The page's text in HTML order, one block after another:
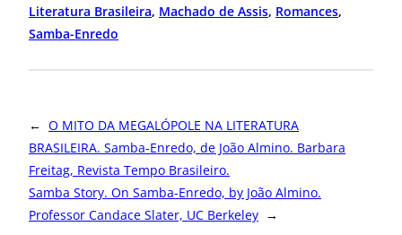
Literatura Brasileira, Machado de Assis, Romances
Samba-Enredo
← O MITO DA MEGALÓPOLE NA LITERATURA
BRASILEIRA. Samba-Enredo, de João Almino. Barbara
Freitag, Revista Tempo Brasileiro.
Samba Story. On Samba-Enredo, by João Almino.
Professor Candace Slater, UC Berkeley →